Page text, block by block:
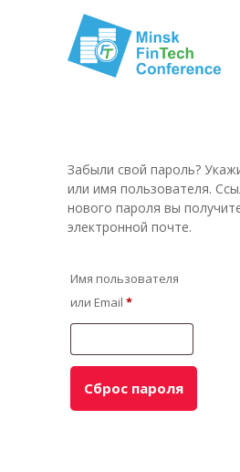
Забыли свой пароль?
или имя пользователя.
нового пароля вы
электронной почте.
Имя пользователя
или Email *
Сброс пароля